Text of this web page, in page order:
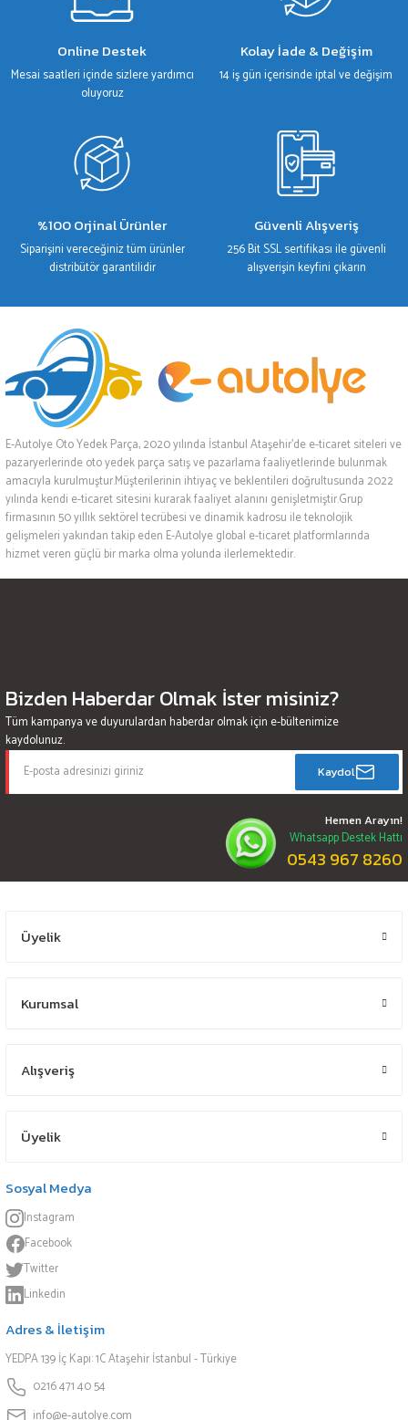
Online Destek
Mesai saatleri içinde sizlere yardımcı
oluyoruz
Kolay İade & Değişim
14 iş gün içerisinde iptal ve değişim
%100 Orjinal Ürünler
Siparişini vereceğiniz tüm ürünler
distribütör garantilidir
Güvenli Alışveriş
256 Bit SSL sertifikası ile güvenli
alışverişin keyfini çıkarın
E-Autolye Oto Yedek Parça, 2020 yılında İstanbul Ataşehir’de e-ticaret siteleri ve
pazaryerlerinde oto yedek parça satış ve pazarlama faaliyetlerinde bulunmak
amacıyla kurulmuştur.Müşterilerinin ihtiyaç ve beklentileri doğrultusunda 2022
yılında kendi e-ticaret sitesini kurarak faaliyet alanını genişletmiştir.Grup
firmasının 50 yıllık sektörel tecrübesi ve dinamik kadrosu ile teknolojik
gelişmeleri yakından takip eden E-Autolye global e-ticaret platformlarında
hizmet veren güçlü bir marka olma yolunda ilerlemektedir.
Bizden Haberdar Olmak İster misiniz?
Tüm kampanya ve duyurulardan haberdar olmak için e-bültenimize
kaydolunuz.
Kaydol
Hemen Arayın!
Whatsapp Destek Hattı
0543 967 8260
Üyelik
Kurumsal
Alışveriş
Üyelik
Sosyal Medya
Instagram
Facebook
Twitter
Linkedin
Adres & İletişim
YEDPA 139 İç Kapı: 1C Ataşehir İstanbul - Türkiye
0216 471 40 54
info@e-autolye.com